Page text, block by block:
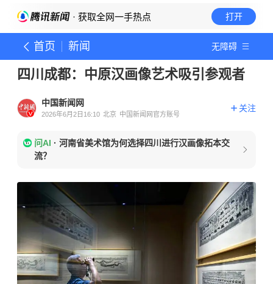
· 获取全网一手热点 打开
首页 新闻 无障碍
四川成都：中原汉画像艺术吸引参观者
中国新闻网
2026年6月2日16:10 北京 中国新闻网官方账号
关注
问AI · 河南省美术馆为何选择四川进行汉画像拓本交
流？